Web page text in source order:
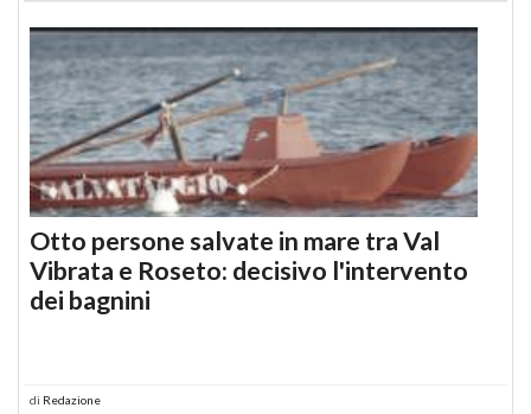
Otto persone salvate in mare tra Val
Vibrata e Roseto: decisivo l'intervento
dei bagnini
di Redazione